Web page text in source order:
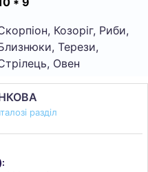
Козоріг, Риби,
Терези,
Овен
разділ